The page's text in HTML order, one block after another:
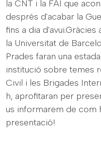
la CNT i la FAI que
després d'acabar la
fins a dia d'avui.Gràcies
la Universitat de
Prades faran una
institució sobre temes
Civil i les Brigades
h, aprofitaran per
us informarem de com
presentació!